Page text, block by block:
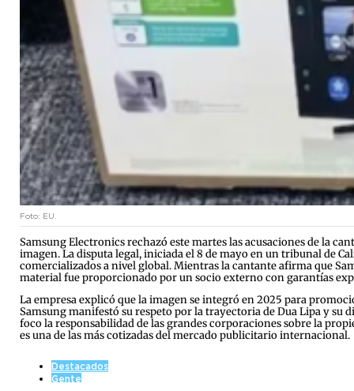
Foto: EU.
Samsung Electronics rechazó este martes las acusaciones de la
imagen. La disputa legal, iniciada el 8 de mayo en un tribunal de
comercializados a nivel global. Mientras la cantante afirma que
material fue proporcionado por un socio externo con garantías
La empresa explicó que la imagen se integró en 2025 para
Samsung manifestó su respeto por la trayectoria de Dua Lipa y su
foco la responsabilidad de las grandes corporaciones sobre la
es una de las más cotizadas del mercado publicitario internacional.
Destacados
Gente